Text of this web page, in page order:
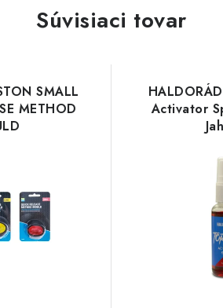
Súvisiaci tovar
SMALL
METHOD
Activator